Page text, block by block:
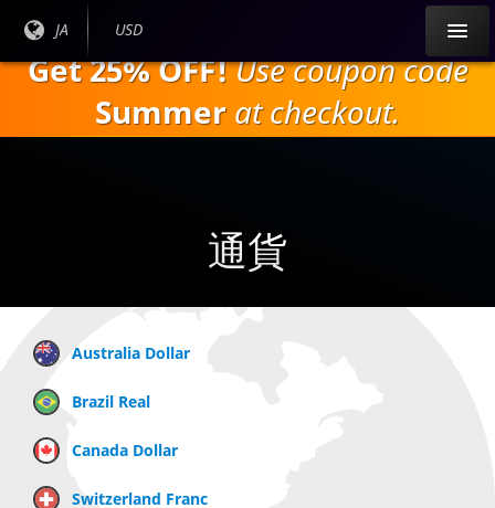
へ
キ
現在
語：
JA
現在の
USD
Get 25% OFF!Use coupon code
Summer at checkout.
通貨
Australia Dollar
Brazil Real
Canada Dollar
Switzerland Franc